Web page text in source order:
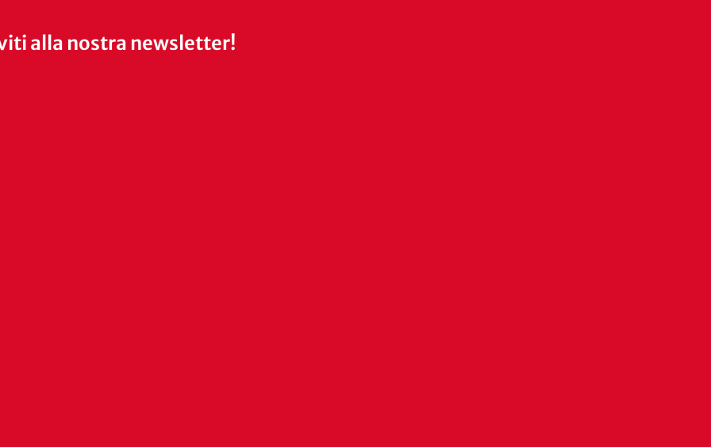
alla nostra newsletter!